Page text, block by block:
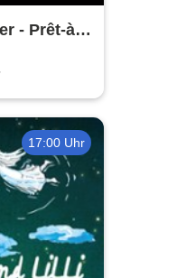
- Prêt-à-
17:00 Uhr